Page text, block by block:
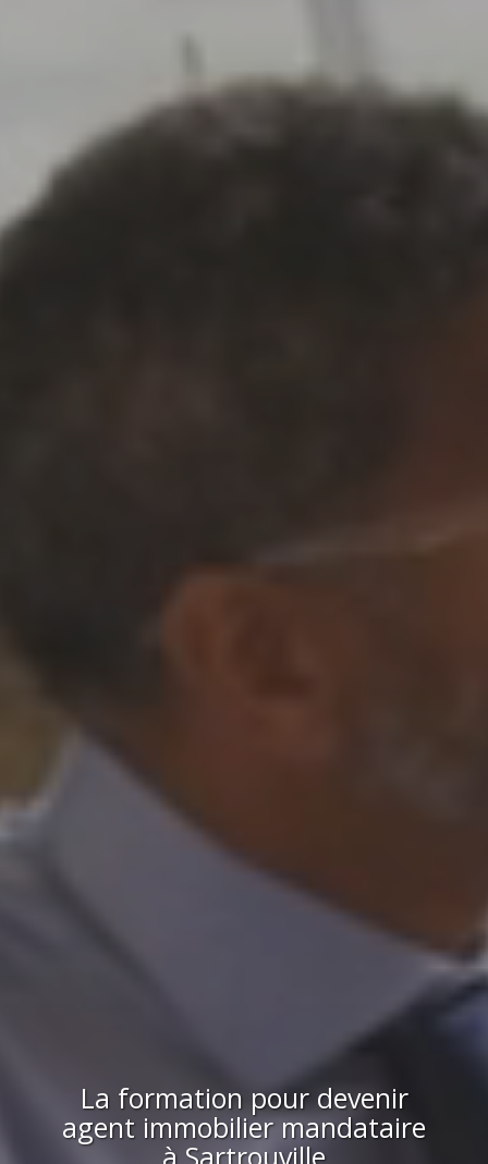
La formation pour devenir
agent immobilier mandataire
à Sartrouville